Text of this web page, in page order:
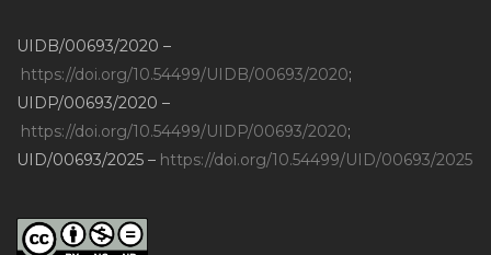
UIDB/00693/2020 –
https://doi.org/10.54499/UIDB/00693/2020;
UIDP/00693/2020 –
https://doi.org/10.54499/UIDP/00693/2020;
UID/00693/2025 – https://doi.org/10.54499/UID/00693/2025